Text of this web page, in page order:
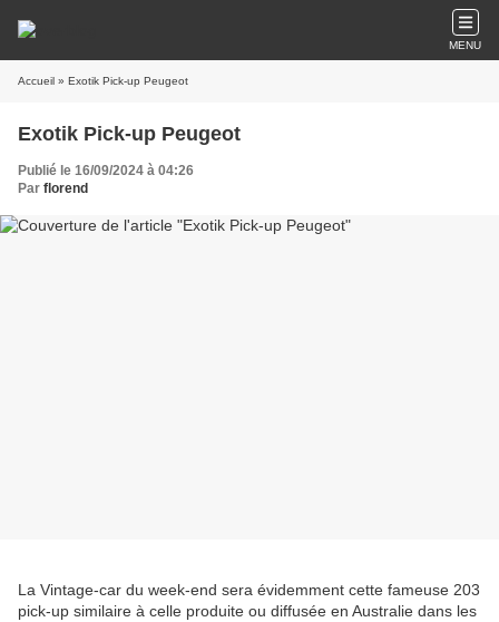
MENU
Accueil » Exotik Pick-up Peugeot
Exotik Pick-up Peugeot
Publié le 16/09/2024 à 04:26
Par florend
La Vintage-car du week-end sera évidemment cette fameuse 203
pick-up similaire à celle produite ou diffusée en Australie dans les